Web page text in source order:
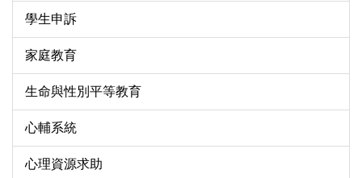
學生申訴
家庭教育
生命與性別平等教育
心輔系統
心理資源求助